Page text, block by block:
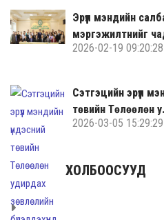
Эрүүл мэндийн
мэргэжилтнийг
2026-02-19 09:20:28
Сэтгэцийн эрүүл
төвийн Төлөөлөн
2026-03-05 15:29:29
ХОЛБООСУУД